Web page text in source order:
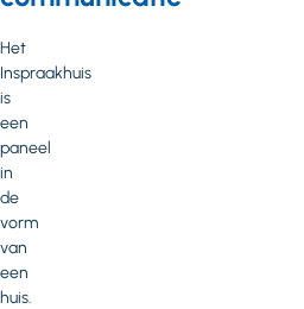
Het
Inspraakhuis
is
een
paneel
in
de
vorm
van
een
huis.